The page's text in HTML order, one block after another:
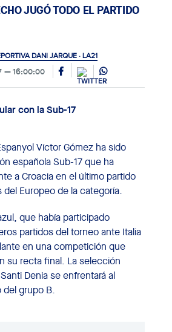
JUGÓ TODO EL PARTIDO
DANI JARQUE · LA21
16:00:00
Víctor Gómez ha sido
española Sub-17 que ha
a Croacia en el último partido
Europeo de la categoría.
que había participado
partidos del torneo ante Italia
en una competición que
su recta final. La selección
Denia se enfrentará al
grupo B.